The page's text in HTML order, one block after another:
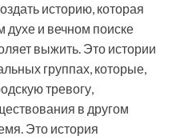
историю, которая
духе и вечном поиске
выжить. Это истории
группах, которые,
тревогу,
в другом
Это история